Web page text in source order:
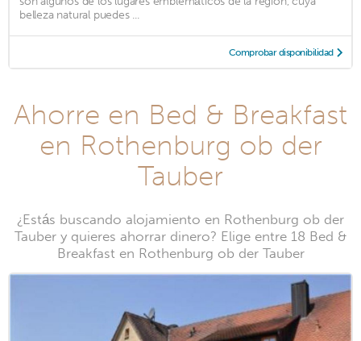
belleza natural puedes ...
Comprobar disponibilidad
Ahorre en Bed & Breakfast
en Rothenburg ob der
Tauber
¿Estás buscando alojamiento en Rothenburg ob der
Tauber y quieres ahorrar dinero? Elige entre 18 Bed &
Breakfast en Rothenburg ob der Tauber